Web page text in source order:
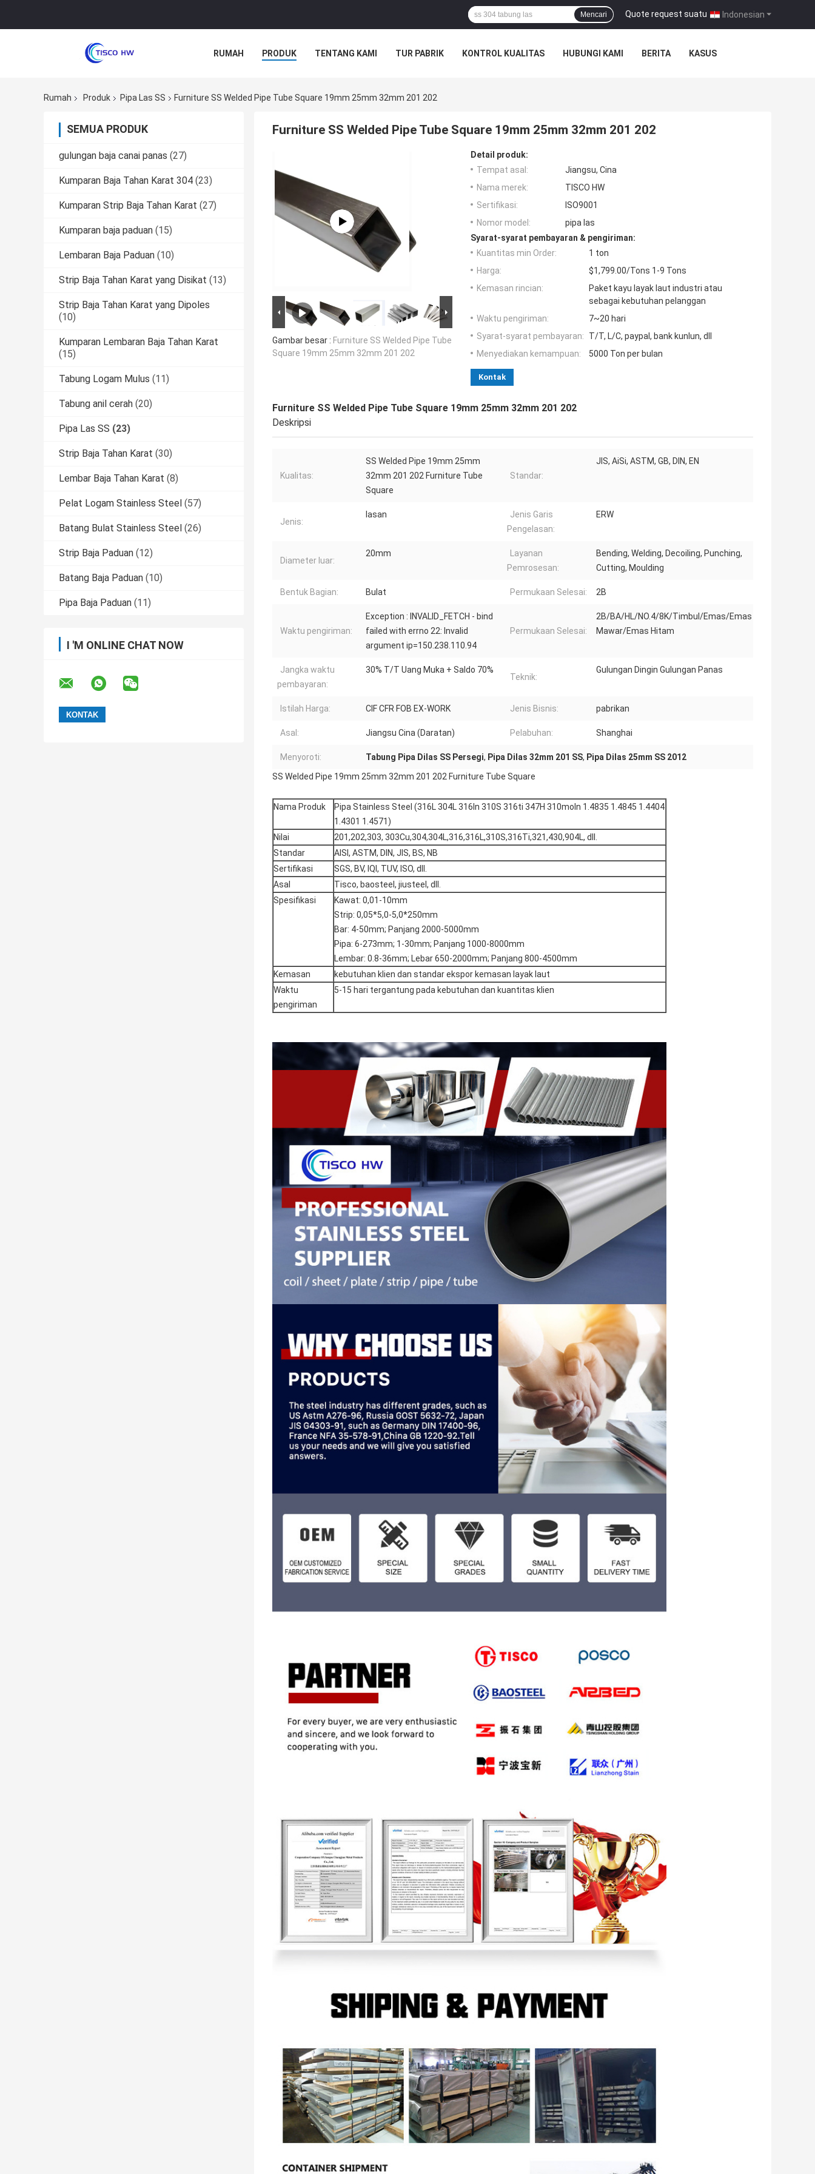
Indonesian
Quote request suatu |
Mencari
RUMAH PRODUK TENTANG KAMI TUR PABRIK KONTROL KUALITAS HUBUNGI KAMI BERITA KASUS
Rumah Produk Pipa Las SS Furniture SS Welded Pipe Tube Square 19mm 25mm 32mm 201 202
SEMUA PRODUK
gulungan baja canai panas (27)
Kumparan Baja Tahan Karat 304 (23)
Kumparan Strip Baja Tahan Karat (27)
Kumparan baja paduan (15)
Lembaran Baja Paduan (10)
Strip Baja Tahan Karat yang Disikat (13)
Strip Baja Tahan Karat yang Dipoles
(10)
Kumparan Lembaran Baja Tahan Karat
(15)
Tabung Logam Mulus (11)
Tabung anil cerah (20)
Pipa Las SS (23)
Strip Baja Tahan Karat (30)
Lembar Baja Tahan Karat (8)
Pelat Logam Stainless Steel (57)
Batang Bulat Stainless Steel (26)
Strip Baja Paduan (12)
Batang Baja Paduan (10)
Pipa Baja Paduan (11)
I 'M ONLINE CHAT NOW
Furniture SS Welded Pipe Tube Square 19mm 25mm 32mm 201 202
Gambar besar : Furniture SS Welded Pipe Tube
Square 19mm 25mm 32mm 201 202
Detail produk:
Tempat asal:
Jiangsu, Cina
Nama merek:
TISCO HW
Sertifikasi:
ISO9001
Nomor model:
pipa las
Syarat-syarat pembayaran & pengiriman:
Kuantitas min Order:
1 ton
Harga:
$1,799.00/Tons 1-9 Tons
Kemasan rincian:
Paket kayu layak laut industri atau
sebagai kebutuhan pelanggan
Waktu pengiriman:
7~20 hari
Syarat-syarat pembayaran:
T/T, L/C, paypal, bank kunlun, dll
Menyediakan kemampuan:
5000 Ton per bulan
Kontak
Furniture SS Welded Pipe Tube Square 19mm 25mm 32mm 201 202
Deskripsi
Kualitas:
SS Welded Pipe 19mm 25mm
32mm 201 202 Furniture Tube
Square
Standar:
JIS, AiSi, ASTM, GB, DIN, EN
Jenis:
lasan
Jenis Garis
Pengelasan:
ERW
Diameter luar:
20mm
Layanan
Pemrosesan:
Bending, Welding, Decoiling, Punching,
Cutting, Moulding
Bentuk Bagian: Bulat Permukaan Selesai: 2B
Waktu pengiriman:
Exception : INVALID_FETCH - bind
failed with errno 22: Invalid
argument ip=150.238.110.94
Permukaan Selesai:
2B/BA/HL/NO.4/8K/Timbul/Emas/Emas
Mawar/Emas Hitam
Jangka waktu
pembayaran:
30% T/T Uang Muka + Saldo 70%
Teknik:
Gulungan Dingin Gulungan Panas
Istilah Harga: CIF CFR FOB EX-WORK Jenis Bisnis: pabrikan
Asal: Jiangsu Cina (Daratan) Pelabuhan: Shanghai
Menyoroti: Tabung Pipa Dilas SS Persegi, Pipa Dilas 32mm 201 SS, Pipa Dilas 25mm SS 2012
SS Welded Pipe 19mm 25mm 32mm 201 202 Furniture Tube Square
Nama Produk
Pipa Stainless Steel (316L 304L 316ln 310S 316ti 347H 310moln 1.4835 1.4845 1.4404
1.4301 1.4571)
Nilai
201,202,303, 303Cu,304,304L,316,316L,310S,316Ti,321,430,904L, dll.
Standar
AISI, ASTM, DIN, JIS, BS, NB
Sertifikasi
SGS, BV, IQI, TUV, ISO, dll.
Asal
Tisco, baosteel, jiusteel, dll.
Spesifikasi
Kawat: 0,01-10mm
Strip: 0,05*5,0-5,0*250mm
Bar: 4-50mm; Panjang 2000-5000mm
Pipa: 6-273mm; 1-30mm; Panjang 1000-8000mm
Lembar: 0.8-36mm; Lebar 650-2000mm; Panjang 800-4500mm
Kemasan
kebutuhan klien dan standar ekspor kemasan layak laut
Waktu
pengiriman
5-15 hari tergantung pada kebutuhan dan kuantitas klien